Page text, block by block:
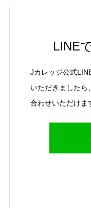
LINE
Jカレッジ公式
いただきましたら
合わせいただけま